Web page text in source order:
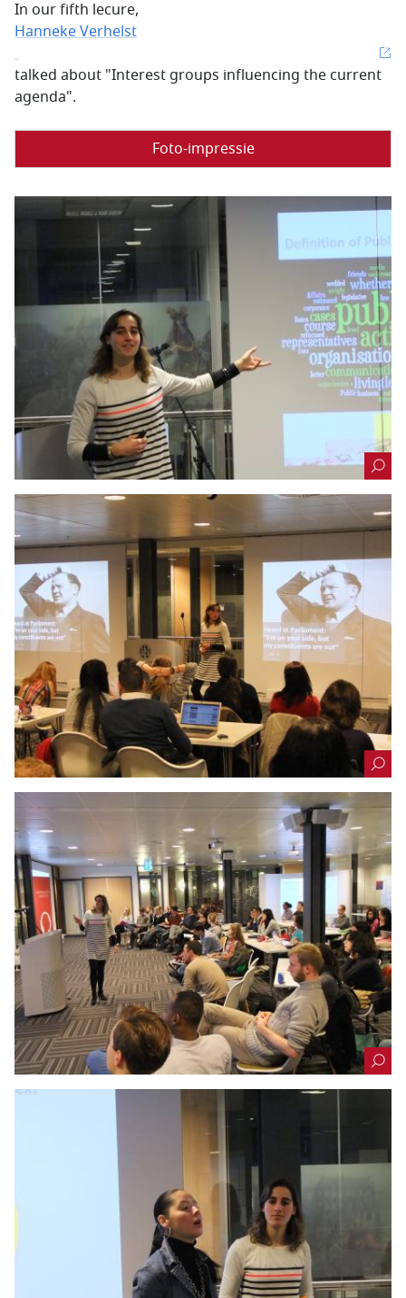
In our fifth lecure,
Hanneke Verhelst
talked about "Interest groups influencing the current
agenda".
Foto-impressie